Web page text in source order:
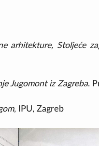
arhitekture, Stoljeće
Jugomont iz Zagreba.
, IPU, Zagreb